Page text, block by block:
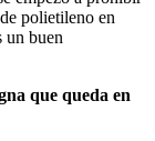
polietileno en
un buen
que queda en